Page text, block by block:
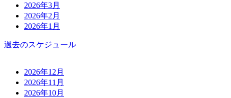
2026年3月
2026年2月
2026年1月
過去のスケジュール
2026年12月
2026年11月
2026年10月